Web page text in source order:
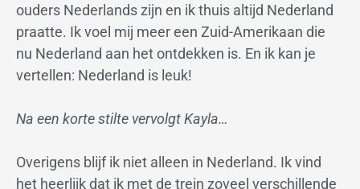
ouders Nederlands zijn en ik thuis altijd Nederland
praatte. Ik voel mij meer een Zuid-Amerikaan die
nu Nederland aan het ontdekken is. En ik kan je
vertellen: Nederland is leuk!
Na een korte stilte vervolgt Kayla…
Overigens blijf ik niet alleen in Nederland. Ik vind
het heerlijk dat ik met de trein zoveel verschillende